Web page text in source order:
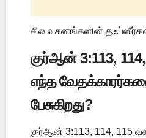
சில வசனங்களின்
குர்ஆன் 3:113,
எந்த
பேசுகிறது?
குர்ஆன் 3:113, 114, 115